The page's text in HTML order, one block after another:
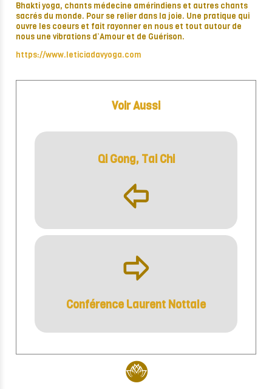
Bhakti yoga, chants médecine amérindiens et autres chants
sacrés du monde. Pour se relier dans la joie. Une pratique qui
ouvre les coeurs et fait rayonner en nous et tout autour de
nous une vibrations d’Amour et de Guérison.
https://www.leticiadavyoga.com
Voir Aussi
Qi Gong, Tai Chi
þ
ÿ
Conférence Laurent Nottale